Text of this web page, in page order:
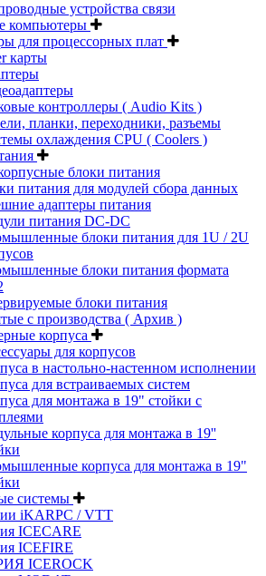
устройства связи
компьютеры
для процессорных плат
карты
контроллеры ( Audio Kits )
планки, переходники, разъемы
охлаждения CPU ( Coolers )
блоки питания
питания для модулей сбора данных
адаптеры питания
питания DC-DC
блоки питания для 1U / 2U
блоки питания формата
блоки питания
с производства ( Архив )
корпуса
для корпусов
в настольно-настенном исполнении
для встраиваемых систем
для монтажа в 19" стойки с
корпуса для монтажа в 19''
корпуса для монтажа в 19"
системы
iKARPC / VTT
ICECARE
ICEFIRE
ICEROCK